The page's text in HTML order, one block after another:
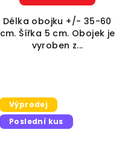
Délka obojku +/- 35-60
cm. Šířka 5 cm. Obojek je
vyroben z...
Výprodej
Poslední kus